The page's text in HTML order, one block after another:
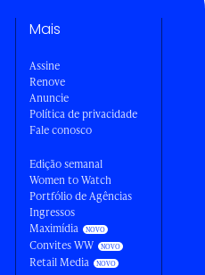
Mais
Assine
Renove
Anuncie
Política de privacidade
Fale conosco
Edição semanal
Women to Watch
Portfólio de Agências
Ingressos
Maximídia
Convites WW
Retail Media